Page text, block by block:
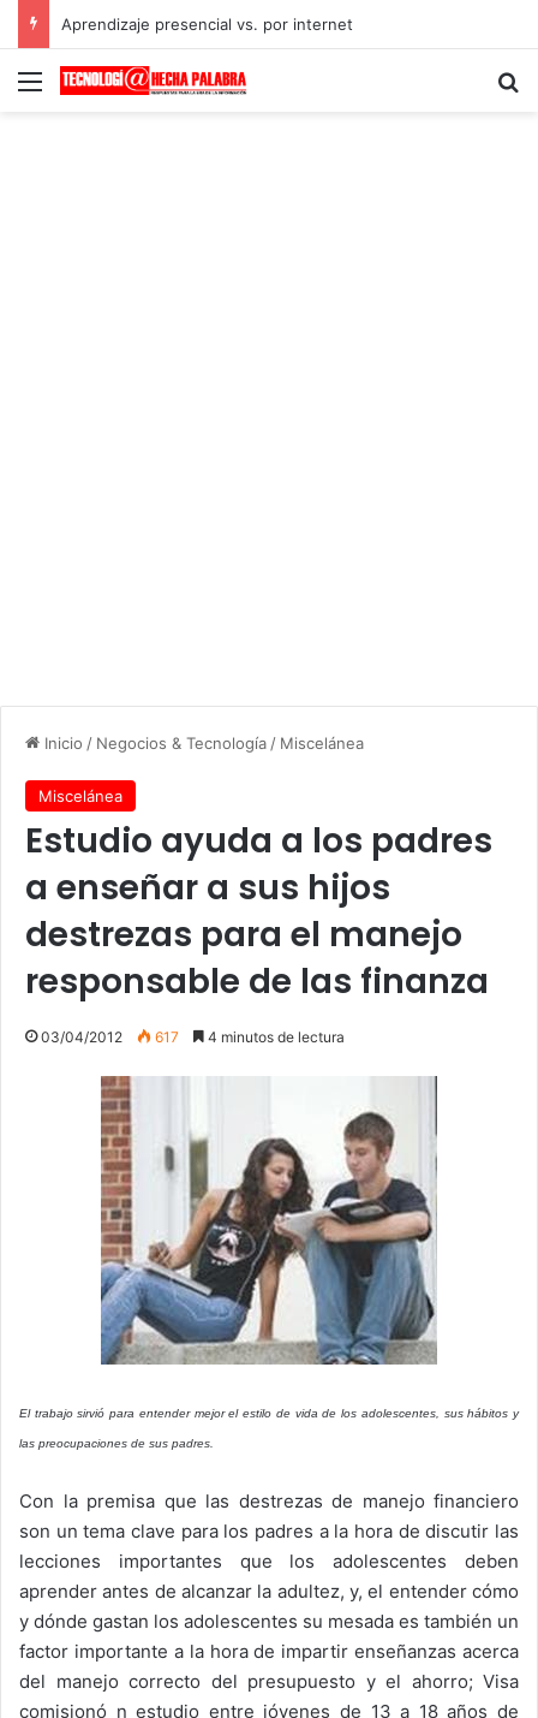
Aprendizaje presencial vs. por internet
Menú
Inicio / Negocios & Tecnología / Miscelánea
Miscelánea
Estudio ayuda a los padres
a enseñar a sus hijos
destrezas para el manejo
responsable de las finanza
03/04/2012 617 4 minutos de lectura
El trabajo sirvió para entender mejor el estilo de vida de los adolescentes, sus hábitos y
las preocupaciones de sus padres.
Con la premisa que las destrezas de manejo financiero
son un tema clave para los padres a la hora de discutir las
lecciones importantes que los adolescentes deben
aprender antes de alcanzar la adultez, y, el entender cómo
y dónde gastan los adolescentes su mesada es también un
factor importante a la hora de impartir enseñanzas acerca
del manejo correcto del presupuesto y el ahorro; Visa
comisionó n estudio entre jóvenes de 13 a 18 años de